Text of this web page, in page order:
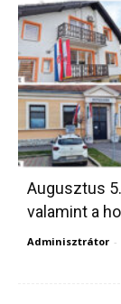
Augusztus
valamint a
Adminisztrátor -